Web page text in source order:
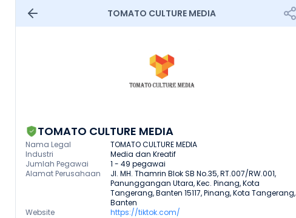
TOMATO CULTURE MEDIA
TOMATO CULTURE MEDIA
Nama Legal
TOMATO CULTURE MEDIA
Industri
Media dan Kreatif
Jumlah Pegawai
1 - 49 pegawai
Alamat Perusahaan
Jl. MH. Thamrin Blok SB No.35, RT.007/RW.001,
Panunggangan Utara, Kec. Pinang, Kota
Tangerang, Banten 15117, Pinang, Kota Tangerang,
Banten
Website
https://tiktok.com/